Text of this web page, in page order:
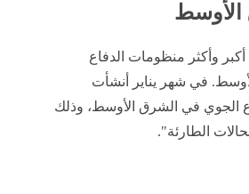
الأوسط
أكبر وأكثر منظومات الدفاع
في شهر يناير أنشأت
الجوي في الشرق الأوسط، وذلك
الطارئة".